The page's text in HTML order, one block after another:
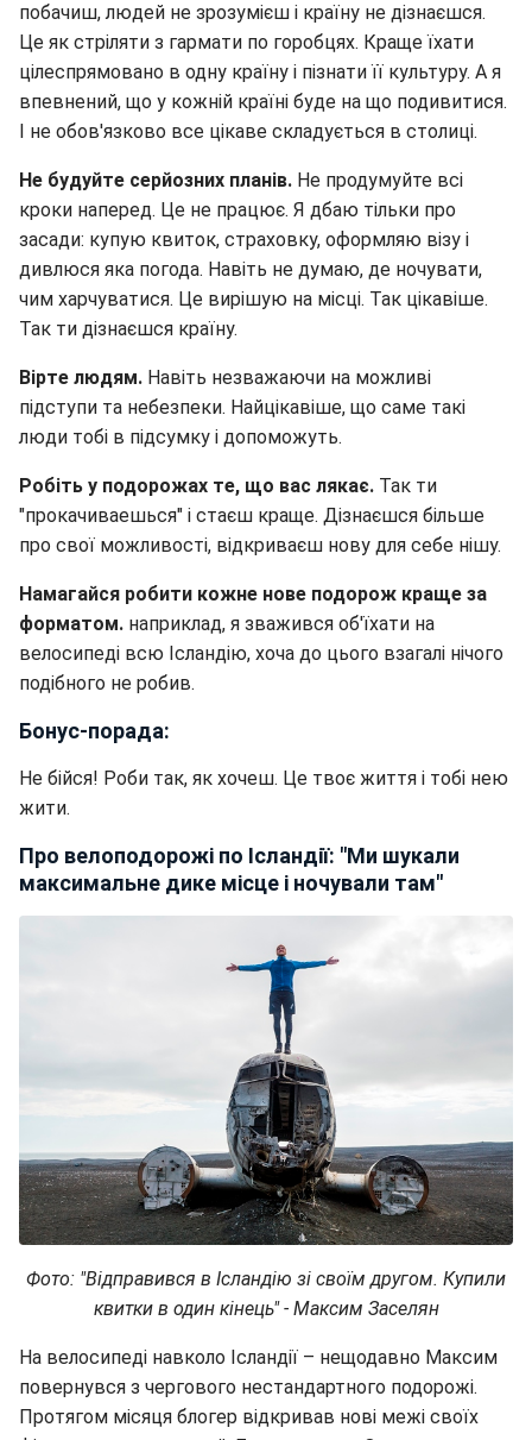
побачиш, людей не зрозумієш і країну не дізнаєшся.
Це як стріляти з гармати по горобцях. Краще їхати
цілеспрямовано в одну країну і пізнати її культуру. А я
впевнений, що у кожній країні буде на що подивитися.
І не обов'язково все цікаве складується в столиці.
Не будуйте серйозних планів. Не продумуйте всі
кроки наперед. Це не працює. Я дбаю тільки про
засади: купую квиток, страховку, оформляю візу і
дивлюся яка погода. Навіть не думаю, де ночувати,
чим харчуватися. Це вирішую на місці. Так цікавіше.
Так ти дізнаєшся країну.
Вірте людям. Навіть незважаючи на можливі
підступи та небезпеки. Найцікавіше, що саме такі
люди тобі в підсумку і допоможуть.
Робіть у подорожах те, що вас лякає. Так ти
"прокачиваешься" і стаєш краще. Дізнаєшся більше
про свої можливості, відкриваєш нову для себе нішу.
Намагайся робити кожне нове подорож краще за
форматом. наприклад, я зважився об'їхати на
велосипеді всю Ісландію, хоча до цього взагалі нічого
подібного не робив.
Бонус-порада:
Не бійся! Роби так, як хочеш. Це твоє життя і тобі нею
жити.
Про велоподорожі по Ісландії: "Ми шукали
максимальне дике місце і ночували там"
Фото: "Відправився в Ісландію зі своїм другом. Купили
квитки в один кінець" - Максим Заселян
На велосипеді навколо Ісландії – нещодавно Максим
повернувся з чергового нестандартного подорожі.
Протягом місяця блогер відкривав нові межі своїх